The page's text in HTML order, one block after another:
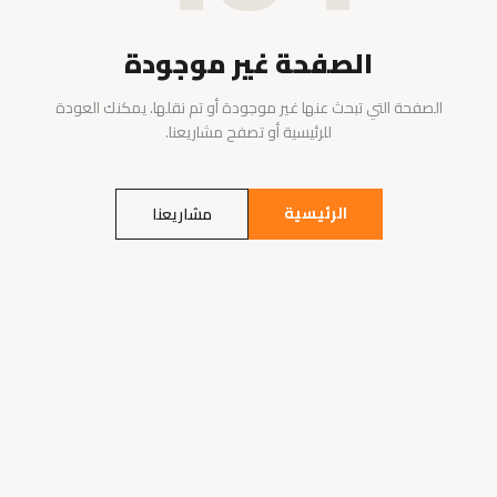
الصفحة غير موجودة
الصفحة التي تبحث عنها غير موجودة أو تم نقلها. يمكنك العودة
للرئيسية أو تصفح مشاريعنا.
الرئيسية مشاريعنا